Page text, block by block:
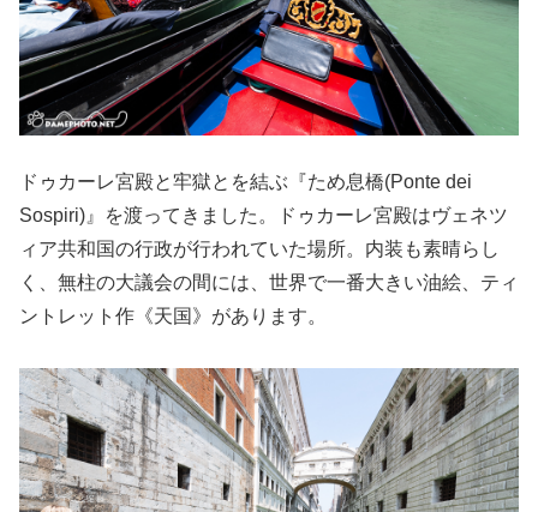
ドゥカーレ宮殿と牢獄とを結ぶ『ため息橋(Ponte dei
Sospiri)』を渡ってきました。ドゥカーレ宮殿はヴェネツ
ィア共和国の行政が行われていた場所。内装も素晴らし
く、無柱の大議会の間には、世界で一番大きい油絵、ティ
ントレット作《天国》があります。